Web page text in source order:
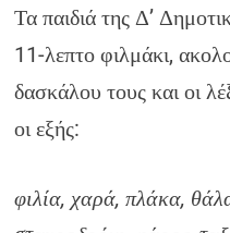
Τα παιδιά της Δ’
11-λεπτο φιλμάκι,
δασκάλου τους και οι
οι εξής:
φιλία, χαρά, πλάκα,